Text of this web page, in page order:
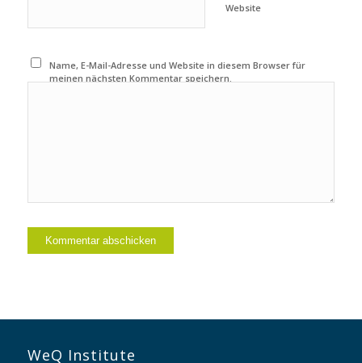
Website
Name, E-Mail-Adresse und Website in diesem Browser für
meinen nächsten Kommentar speichern.
WeQ Institute